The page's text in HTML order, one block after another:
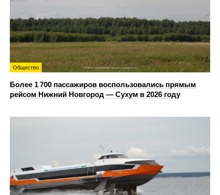
Общество
Более 1 700 пассажиров воспользовались прямым
рейсом Нижний Новгород — Сухум в 2026 году